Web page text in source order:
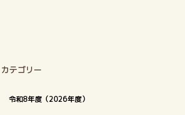
カテゴリー
令和8年度（2026年度）